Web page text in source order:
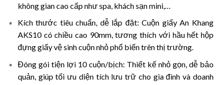
không gian cao cấp như spa, khách sạn mini,…
Kích thước tiêu chuẩn, dễ lắp đặt: Cuộn giấy An Khang
AKS10 có chiều cao 90mm, tương thích với hầu hết hộp
đựng giấy vệ sinh cuộn nhỏ phổ biến trên thị trường.
Đóng gói tiện lợi 10 cuộn/bịch: Thiết kế nhỏ gọn, dễ bảo
quản, giúp tối ưu diện tích lưu trữ cho gia đình và doanh